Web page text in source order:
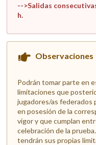
-->Salidas
h.
Observaciones
Podrán tomar parte en
limitaciones que
jugadores/as federados
en posesión de la
vigor y que cumplan
celebración de la
tendrán sus propias